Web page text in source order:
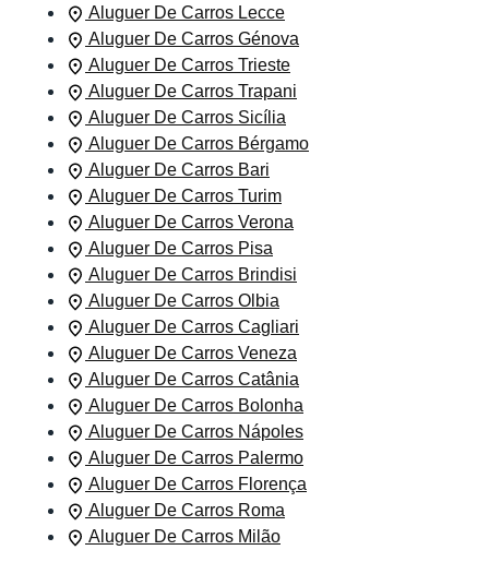
Aluguer De Carros Lecce
Aluguer De Carros Génova
Aluguer De Carros Trieste
Aluguer De Carros Trapani
Aluguer De Carros Sicília
Aluguer De Carros Bérgamo
Aluguer De Carros Bari
Aluguer De Carros Turim
Aluguer De Carros Verona
Aluguer De Carros Pisa
Aluguer De Carros Brindisi
Aluguer De Carros Olbia
Aluguer De Carros Cagliari
Aluguer De Carros Veneza
Aluguer De Carros Catânia
Aluguer De Carros Bolonha
Aluguer De Carros Nápoles
Aluguer De Carros Palermo
Aluguer De Carros Florença
Aluguer De Carros Roma
Aluguer De Carros Milão